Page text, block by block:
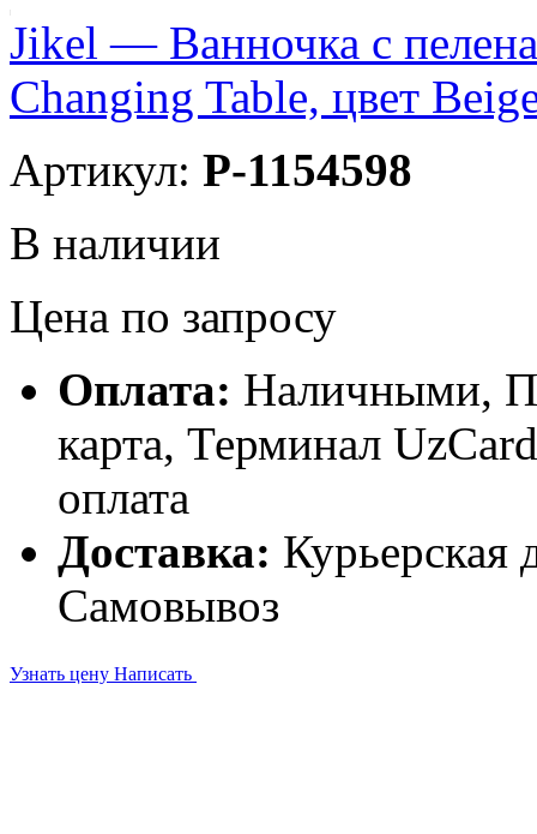
Jikel — Ванночка с
Changing Table, цвет
Артикул: P-1154598
В наличии
Цена по запросу
Оплата: Наличными,
карта, Терминал
оплата
Доставка: Курьерская
Самовывоз
Узнать цену Написать